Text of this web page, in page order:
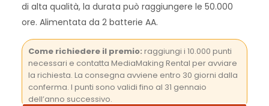
di alta qualità, la durata può raggiungere le 50.000
ore. Alimentata da 2 batterie AA.
Come richiedere il premio: raggiungi i 10.000 punti
necessari e contatta MediaMaking Rental per avviare
la richiesta. La consegna avviene entro 30 giorni dalla
conferma. I punti sono validi fino al 31 gennaio
dell’anno successivo.